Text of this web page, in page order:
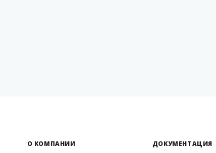
О КОМПАНИИ ДОКУМЕНТАЦИЯ